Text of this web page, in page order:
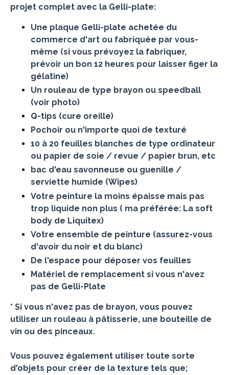
projet complet avec la Gelli-plate:
Une plaque Gelli-plate achetée du
commerce d'art ou fabriquée par vous-
même (si vous prévoyez la fabriquer,
prévoir un bon 12 heures pour laisser figer la
gélatine)
Un rouleau de type brayon ou speedball
(voir photo)
Q-tips (cure oreille)
Pochoir ou n'importe quoi de texturé
10 à 20 feuilles blanches de type ordinateur
ou papier de soie / revue / papier brun, etc
bac d'eau savonneuse ou guenille /
serviette humide (Wipes)
Votre peinture la moins épaisse mais pas
trop liquide non plus ( ma préférée: La soft
body de Liquitex)
Votre ensemble de peinture (assurez-vous
d'avoir du noir et du blanc)
De l'espace pour déposer vos feuilles
Matériel de remplacement si vous n'avez
pas de Gelli-Plate
* Si vous n'avez pas de brayon, vous pouvez
utiliser un rouleau à pâtisserie, une bouteille de
vin ou des pinceaux.
Vous pouvez également utiliser toute sorte
d'objets pour créer de la texture tels que;